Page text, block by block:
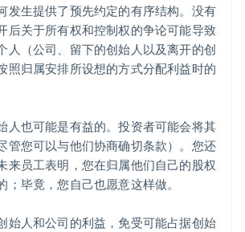
发生提供了预先约定的有序结构。没有
后关于所有权和控制权的争论可能导致
人（公司、留下的创始人以及离开的创
照归属安排所设想的方式分配利益时的
人也可能是有益的。投资者可能会将其
管您可以与他们协商确切条款）。您还
来员工表明，您在归属他们自己的股权
；毕竟，您自己也愿意这样做。
始人和公司的利益，免受可能占据创始